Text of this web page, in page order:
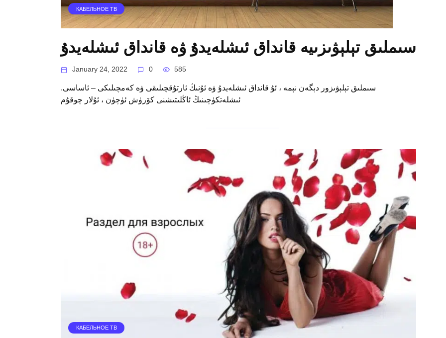
КАБЕЛЬНОЕ ТВ
سىملىق تېلېۋىزىيە قانداق ئىشلەيدۇ ۋە قانداق ئىشلەيدۇ
January 24, 2022 0 585
سىملىق تېلېۋىزور دېگەن نېمە ، ئۇ قانداق ئىشلەيدۇ ۋە ئۇنىڭ ئارتۇقچىلىقى ۋە كەمچىلىكى – ئاساسى.
ئىشلەتكۈچىنىڭ ئاڭلىتىشنى كۆرۈش ئۈچۈن ، ئۇلار چوقۇم
КАБЕЛЬНОЕ ТВ